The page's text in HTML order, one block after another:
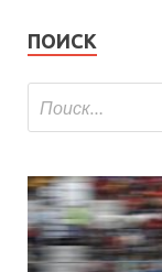
ПОИСК